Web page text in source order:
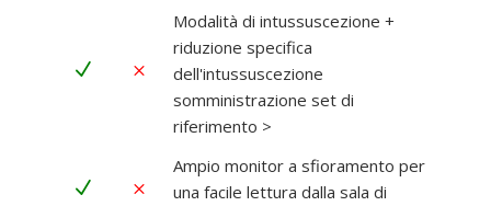
N M
Modalità di intussuscezione +
riduzione specifica
dell'intussuscezione
somministrazione set di
riferimento >
N M
Ampio monitor a sfioramento per
una facile lettura dalla sala di